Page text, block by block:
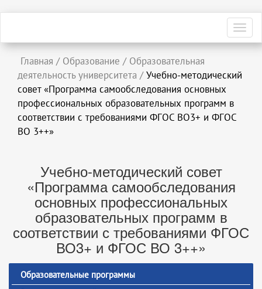
Главная / Образование / Образовательная
деятельность университета / Учебно-методический
совет «Программа самообследования основных
профессиональных образовательных программ в
соответствии с требованиями ФГОС ВО3+ и ФГОС
ВО 3++»
Учебно-методический совет
«Программа самообследования
основных профессиональных
образовательных программ в
соответствии с требованиями ФГОС
ВО3+ и ФГОС ВО 3++»
Образовательные программы